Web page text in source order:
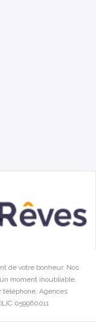
de votre bonheur. Nos
moment inoubliable.
téléphone. Agences
059960011